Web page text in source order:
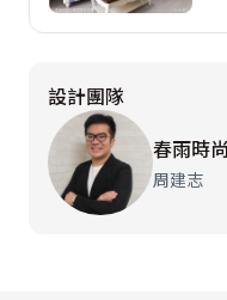
設計團隊
春雨時
周建志